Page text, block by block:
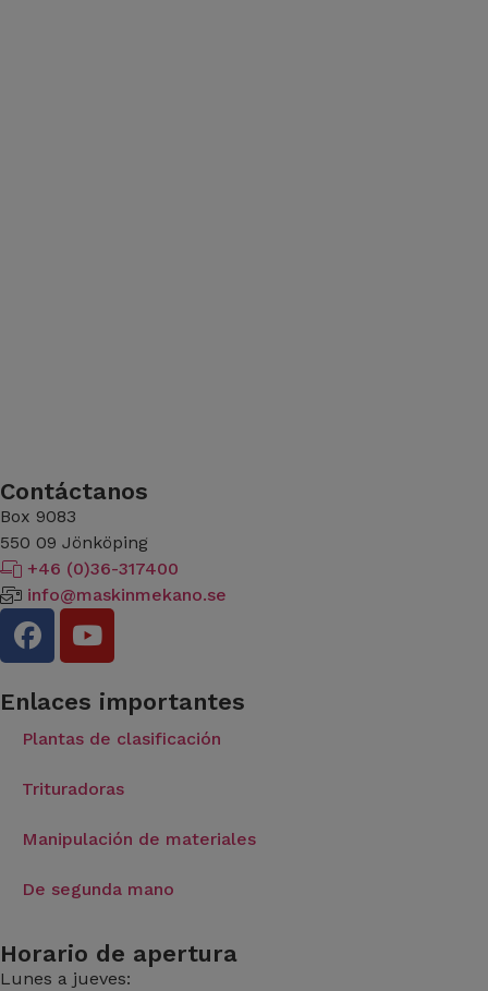
Contáctanos
Box 9083
​​​​​​​550 09 Jönköping
+46 (0)36-317400
info@maskinmekano.se
Enlaces importantes
Plantas de clasificación
Trituradoras
Manipulación de materiales
De segunda mano
Horario de apertura
Lunes a jueves: